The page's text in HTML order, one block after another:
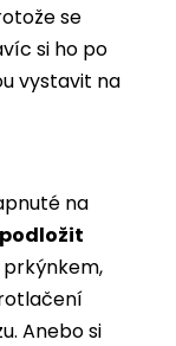
se
si ho po
vystavit na
na
Anebo si